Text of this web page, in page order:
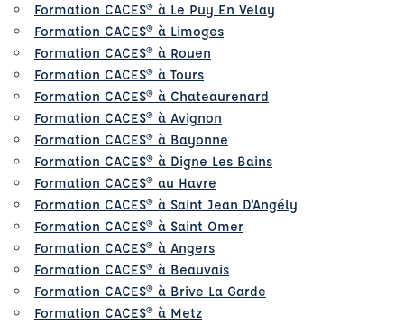
Formation CACES® à Le Puy En Velay
Formation CACES® à Limoges
Formation CACES® à Rouen
Formation CACES® à Tours
Formation CACES® à Chateaurenard
Formation CACES® à Avignon
Formation CACES® à Bayonne
Formation CACES® à Digne Les Bains
Formation CACES® au Havre
Formation CACES® à Saint Jean D'Angély
Formation CACES® à Saint Omer
Formation CACES® à Angers
Formation CACES® à Beauvais
Formation CACES® à Brive La Garde
Formation CACES® à Metz